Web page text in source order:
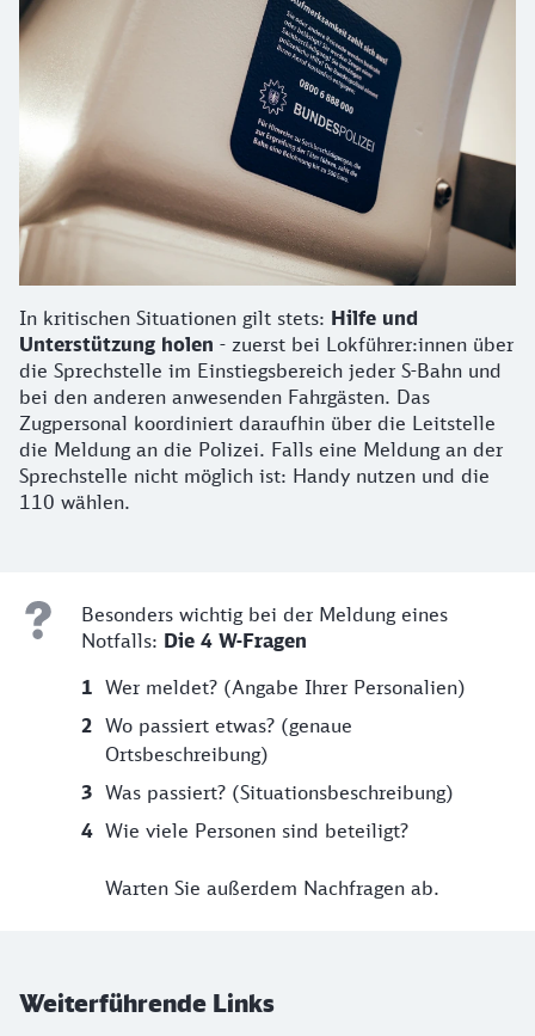
In kritischen Situationen gilt stets: Hilfe und
Unterstützung holen - zuerst bei Lokführer:innen über
die Sprechstelle im Einstiegsbereich jeder S-Bahn und
bei den anderen anwesenden Fahrgästen. Das
Zugpersonal koordiniert daraufhin über die Leitstelle
die Meldung an die Polizei. Falls eine Meldung an der
Sprechstelle nicht möglich ist: Handy nutzen und die
110 wählen.
Besonders wichtig bei der Meldung eines
Notfalls: Die 4 W-Fragen
Wer meldet? (Angabe Ihrer Personalien)
Wo passiert etwas? (genaue
Ortsbeschreibung)
Was passiert? (Situationsbeschreibung)
Wie viele Personen sind beteiligt?
Warten Sie außerdem Nachfragen ab.
Weiterführende Links